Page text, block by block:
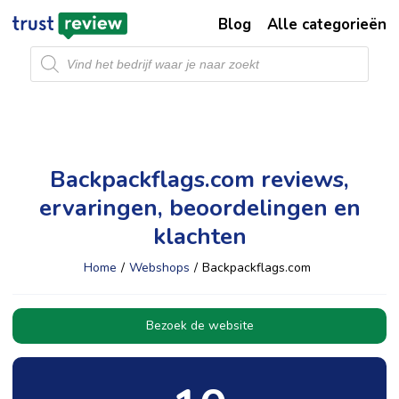
Producten
zoeken
Blog Alle categorieën
Backpackflags.com reviews,
ervaringen, beoordelingen en
klachten
Home / Webshops / Backpackflags.com
Bezoek de website